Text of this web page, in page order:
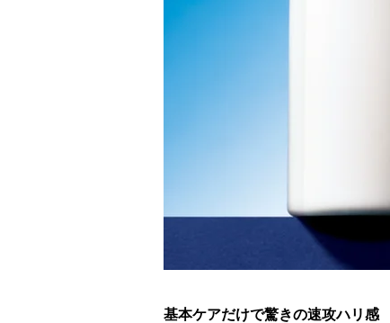
基本ケアだけで驚きの速攻ハリ感